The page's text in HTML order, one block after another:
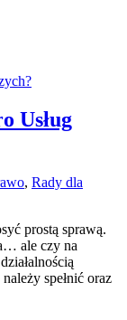
Usług
, Rady dla
prostą sprawą.
ale czy na
spełnić oraz